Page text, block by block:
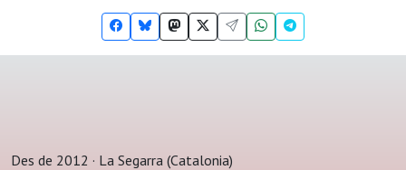
Des de 2012 · La Segarra (Catalonia)